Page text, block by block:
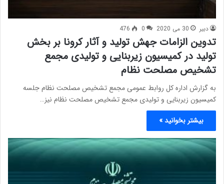
دبیر 30 می 2020 0
476
تدوین الزامات جهش تولید و آثار کرونا بر بخش
تولید در کمیسیون زیربنایی و تولیدی مجمع
تشخیص مصلحت نظام
به گزارش اداره کل روابط عمومی مجمع تشخیص مصلحت نظام جلسه
کمیسیون زیربنایی و تولیدی مجمع تشخیص مصلحت نظام نیز…
بیشتر بخوانید »